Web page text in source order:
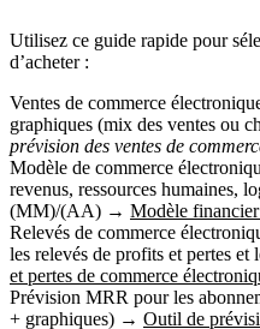
Utilisez ce guide rapide pour
d’acheter :
Ventes de commerce
graphiques (mix des ventes ou
prévision des ventes de
Modèle de commerce
revenus, ressources humaines,
(MM)/(AA) → Modèle
Relevés de commerce
les relevés de profits et pertes et
et pertes de commerce
Prévision MRR pour les
+ graphiques) → Outil de